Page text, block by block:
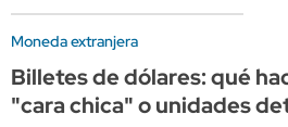
Moneda extranjera
Billetes de dólares: qué
"cara chica" o unidades